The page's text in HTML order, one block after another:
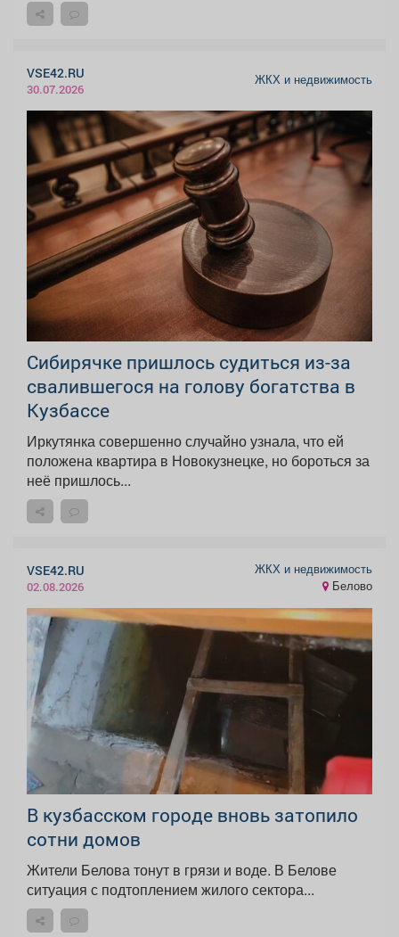
VSE42.RU
30.07.2026
ЖКХ и недвижимость
Сибирячке пришлось судиться из-за
свалившегося на голову богатства в
Кузбассе
Иркутянка совершенно случайно узнала, что ей
положена квартира в Новокузнецке, но бороться за
неё пришлось...
VSE42.RU
02.08.2026
ЖКХ и недвижимость
Белово
В кузбасском городе вновь затопило
сотни домов
Жители Белова тонут в грязи и воде. В Белове
ситуация с подтоплением жилого сектора...